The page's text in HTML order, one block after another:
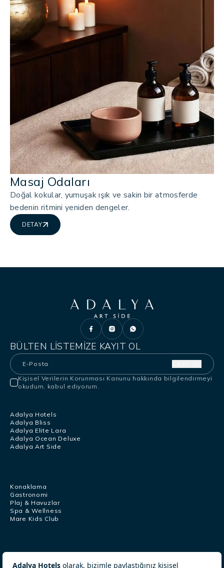
Masaj Odaları
Doğal kokular, yumuşak ışık ve sakin bir atmosferde
bedenin ritmini yeniden dengeler.
DETAY
BÜLTEN LISTEMIZE KAYIT OL
Kişisel Verilerin Korunması Kanunu hakkında bilgilendirmeyi
okudum, kabul ediyorum.
Adalya Hotels
Adalya Bliss
Adalya Elite Lara
Adalya Ocean Deluxe
Adalya Art Side
Konaklama
Gastronomi
Plaj & Havuzlar
Spa & Wellness
Mare Kids Club